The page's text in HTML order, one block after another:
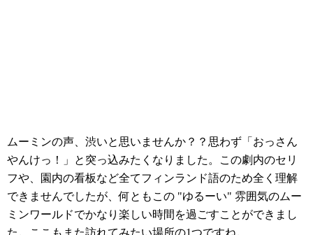
ムーミンの声、渋いと思いませんか？？思わず「おっさん
やんけっ！」と突っ込みたくなりました。この劇内のセリ
フや、園内の看板など全てフィンランド語のため全く理解
できませんでしたが、何ともこの "ゆるーい" 雰囲気のムー
ミンワールドでかなり楽しい時間を過ごすことができまし
た。ここもまた訪れてみたい場所の1つですね。